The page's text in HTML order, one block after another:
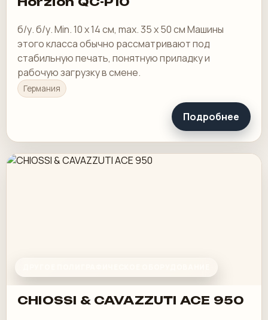
б/у. б/у. Min. 10 x 14 см, max. 35 x 50 см Машины
этого класса обычно рассматривают под
стабильную печать, понятную приладку и
рабочую загрузку в смене.
Германия
Подробнее
CHIOSSI & CAVAZZUTI ACE 950